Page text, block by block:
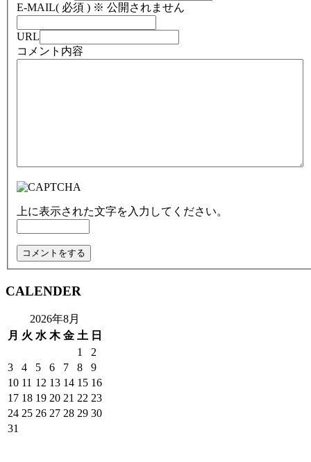
E-MAIL( 必須 ) ※ 公開されません
URL
コメント内容
上に表示された文字を入力してください。
CALENDER
2026年8月
月 火 水 木 金 土 日
1
2
3
4 5 6 7 8
9
10 11 12 13 14 15 16
17 18 19 20 21 22 23
24 25 26 27 28 29 30
31